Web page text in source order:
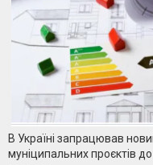
В Україні запрацював
муніципальних проєктів